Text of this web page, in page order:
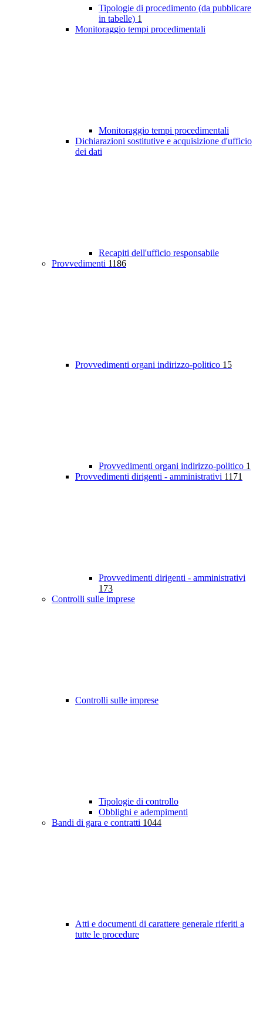
Tipologie di procedimento (da pubblicare
in tabelle) 1
Monitoraggio tempi procedimentali
Monitoraggio tempi procedimentali
Dichiarazioni sostitutive e acquisizione d'ufficio
dei dati
Recapiti dell'ufficio responsabile
Provvedimenti 1186
Provvedimenti organi indirizzo-politico 15
Provvedimenti organi indirizzo-politico 1
Provvedimenti dirigenti - amministrativi 1171
Provvedimenti dirigenti - amministrativi
173
Controlli sulle imprese
Controlli sulle imprese
Tipologie di controllo
Obblighi e adempimenti
Bandi di gara e contratti 1044
Atti e documenti di carattere generale riferiti a
tutte le procedure